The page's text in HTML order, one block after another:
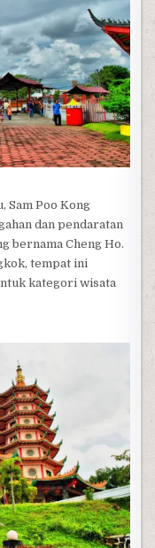
Sam Poo Kong
dan pendaratan
bernama Cheng Ho.
tempat ini
kategori wisata